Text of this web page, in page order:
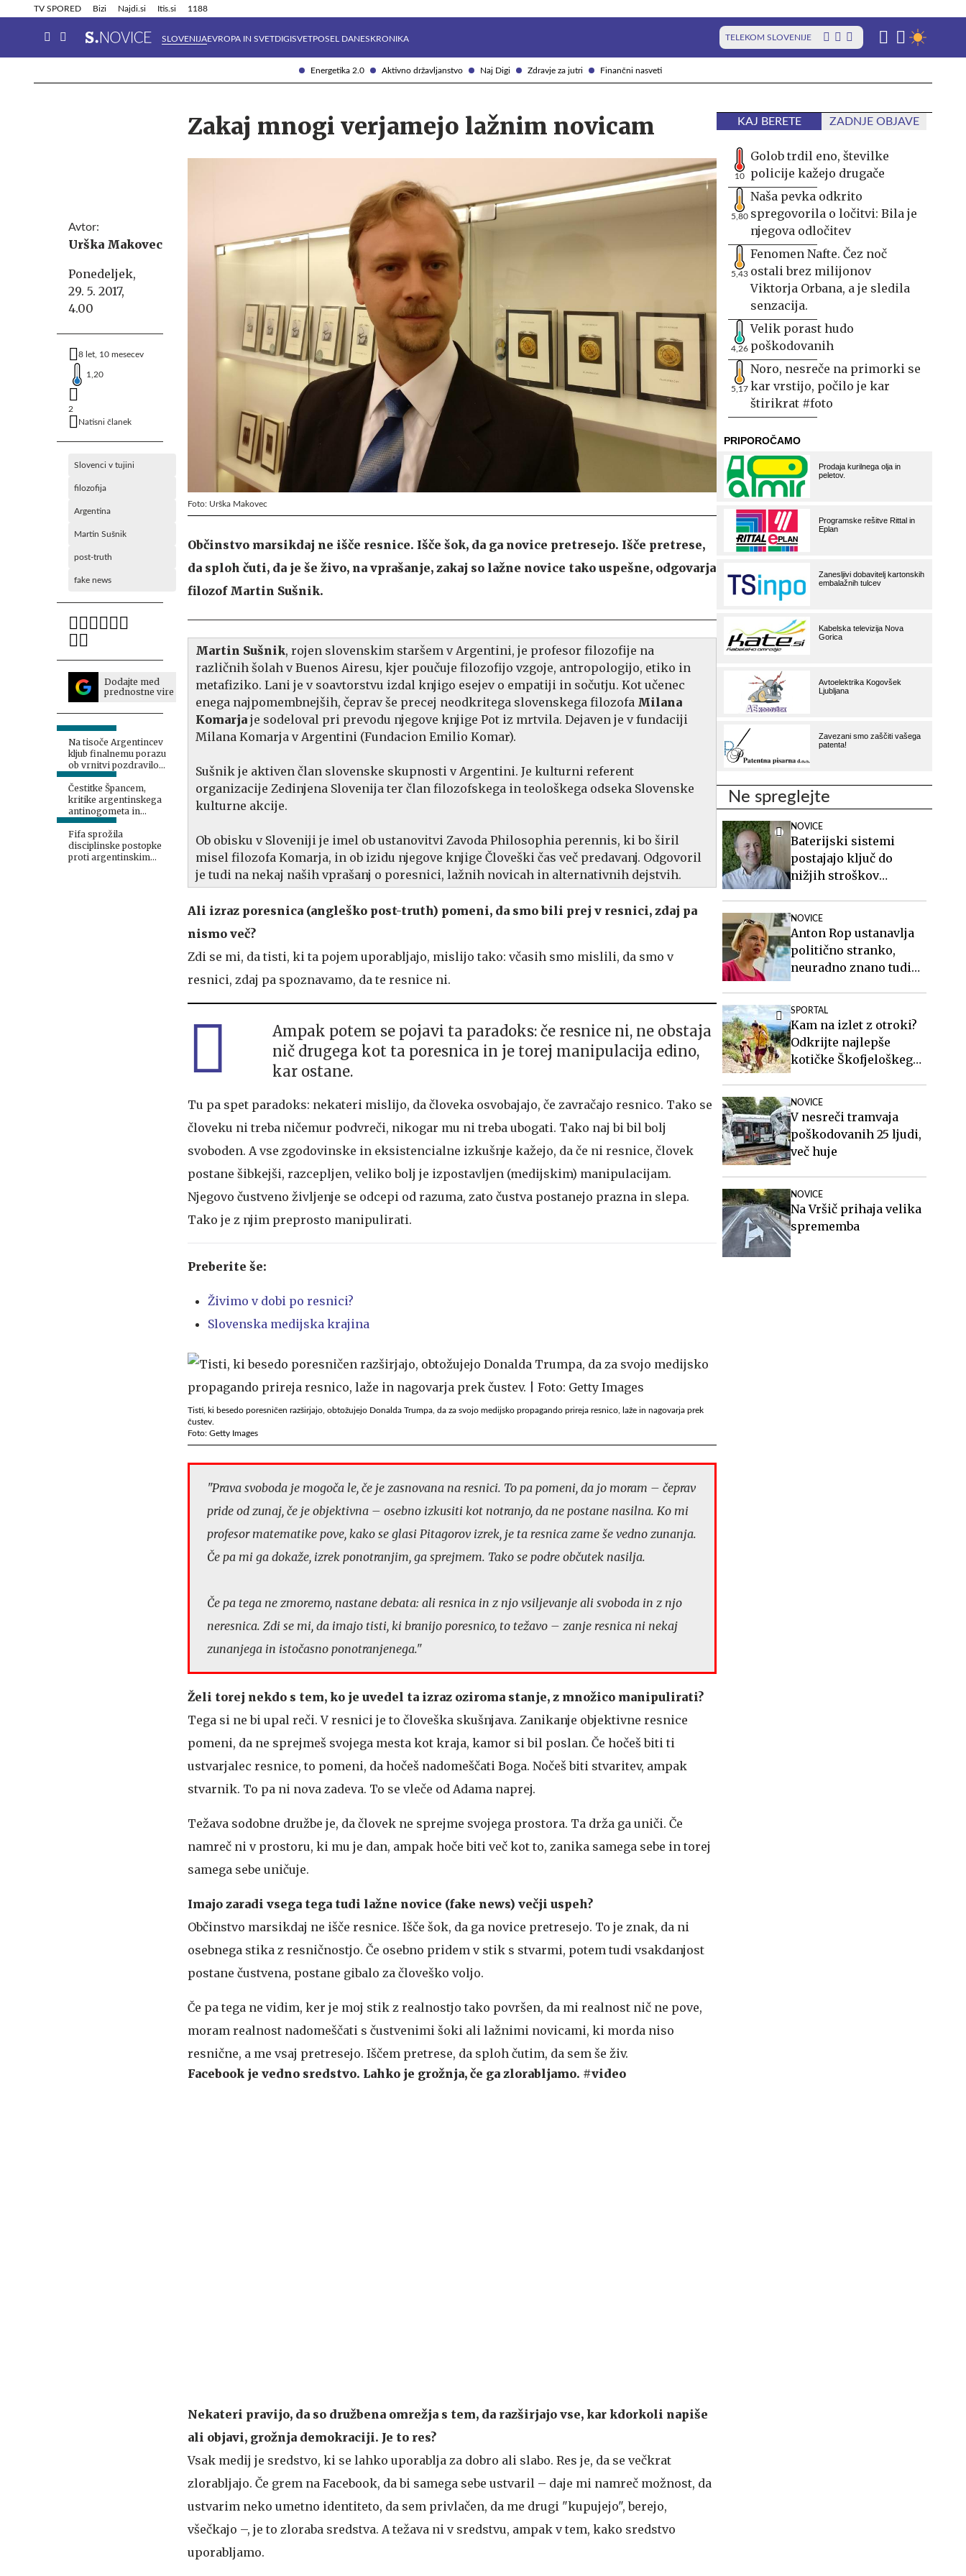
Energetika 2.0 Aktivno državljanstvo Naj Digi Zdravje za jutri Finančni nasveti
TV SPORED Bizi Najdi.si Itis.si 1188
SLOVENIJAEVROPA IN SVETDIGISVETPOSEL DANESKRONIKA TELEKOM SLOVENIJE
Info in obvestila Tehnik
Avtor:
Urška Makovec
Ponedeljek,
29. 5. 2017,
4.00
8 let, 10 mesecev
1,20
2
Natisni članek
Slovenci v tujini
filozofija
Argentina
Martin Sušnik
post-truth
fake news
Dodajte med
prednostne vire
Na tisoče Argentincev
kljub finalnemu porazu
ob vrnitvi pozdravilo
nogometaše
Čestitke Špancem,
kritike argentinskega
antinogometa in
zahvala Messiju
Fifa sprožila
disciplinske postopke
proti argentinskim
Zakaj mnogi verjamejo lažnim novicam
Foto: Urška Makovec
Občinstvo marsikdaj ne išče resnice. Išče šok, da ga novice pretresejo. Išče pretrese,
da sploh čuti, da je še živo, na vprašanje, zakaj so lažne novice tako uspešne, odgovarja
filozof Martin Sušnik.
Martin Sušnik, rojen slovenskim staršem v Argentini, je profesor filozofije na
različnih šolah v Buenos Airesu, kjer poučuje filozofijo vzgoje, antropologijo, etiko in
metafiziko. Lani je v soavtorstvu izdal knjigo esejev o empatiji in sočutju. Kot učenec
enega najpomembnejših, čeprav še precej neodkritega slovenskega filozofa Milana
Komarja je sodeloval pri prevodu njegove knjige Pot iz mrtvila. Dejaven je v fundaciji
Milana Komarja v Argentini (Fundacion Emilio Komar).
Sušnik je aktiven član slovenske skupnosti v Argentini. Je kulturni referent
organizacije Zedinjena Slovenija ter član filozofskega in teološkega odseka Slovenske
kulturne akcije.
Ob obisku v Sloveniji je imel ob ustanovitvi Zavoda Philosophia perennis, ki bo širil
misel filozofa Komarja, in ob izidu njegove knjige Človeški čas več predavanj. Odgovoril
je tudi na nekaj naših vprašanj o poresnici, lažnih novicah in alternativnih dejstvih.
Ali izraz poresnica (angleško post-truth) pomeni, da smo bili prej v resnici, zdaj pa
nismo več?
Zdi se mi, da tisti, ki ta pojem uporabljajo, mislijo tako: včasih smo mislili, da smo v
resnici, zdaj pa spoznavamo, da te resnice ni.
Ampak potem se pojavi ta paradoks: če resnice ni, ne obstaja
nič drugega kot ta poresnica in je torej manipulacija edino,
kar ostane.
Tu pa spet paradoks: nekateri mislijo, da človeka osvobajajo, če zavračajo resnico. Tako se
človeku ni treba ničemur podvreči, nikogar mu ni treba ubogati. Tako naj bi bil bolj
svoboden. A vse zgodovinske in eksistencialne izkušnje kažejo, da če ni resnice, človek
postane šibkejši, razcepljen, veliko bolj je izpostavljen (medijskim) manipulacijam.
Njegovo čustveno življenje se odcepi od razuma, zato čustva postanejo prazna in slepa.
Tako je z njim preprosto manipulirati.
Preberite še:
Živimo v dobi po resnici?
Slovenska medijska krajina
Tisti, ki besedo poresničen razširjajo, obtožujejo Donalda Trumpa, da za svojo medijsko propagando prireja resnico, laže in nagovarja prek
čustev.
Foto: Getty Images
"Prava svoboda je mogoča le, če je zasnovana na resnici. To pa pomeni, da jo moram – čeprav
pride od zunaj, če je objektivna – osebno izkusiti kot notranjo, da ne postane nasilna. Ko mi
profesor matematike pove, kako se glasi Pitagorov izrek, je ta resnica zame še vedno zunanja.
Če pa mi ga dokaže, izrek ponotranjim, ga sprejmem. Tako se podre občutek nasilja.
Če pa tega ne zmoremo, nastane debata: ali resnica in z njo vsiljevanje ali svoboda in z njo
neresnica. Zdi se mi, da imajo tisti, ki branijo poresnico, to težavo – zanje resnica ni nekaj
zunanjega in istočasno ponotranjenega."
Želi torej nekdo s tem, ko je uvedel ta izraz oziroma stanje, z množico manipulirati?
Tega si ne bi upal reči. V resnici je to človeška skušnjava. Zanikanje objektivne resnice
pomeni, da ne sprejmeš svojega mesta kot kraja, kamor si bil poslan. Če hočeš biti ti
ustvarjalec resnice, to pomeni, da hočeš nadomeščati Boga. Nočeš biti stvaritev, ampak
stvarnik. To pa ni nova zadeva. To se vleče od Adama naprej.
Težava sodobne družbe je, da človek ne sprejme svojega prostora. Ta drža ga uniči. Če
namreč ni v prostoru, ki mu je dan, ampak hoče biti več kot to, zanika samega sebe in torej
samega sebe uničuje.
Imajo zaradi vsega tega tudi lažne novice (fake news) večji uspeh?
Občinstvo marsikdaj ne išče resnice. Išče šok, da ga novice pretresejo. To je znak, da ni
osebnega stika z resničnostjo. Če osebno pridem v stik s stvarmi, potem tudi vsakdanjost
postane čustvena, postane gibalo za človeško voljo.
Če pa tega ne vidim, ker je moj stik z realnostjo tako površen, da mi realnost nič ne pove,
moram realnost nadomeščati s čustvenimi šoki ali lažnimi novicami, ki morda niso
resnične, a me vsaj pretresejo. Iščem pretrese, da sploh čutim, da sem še živ.
Facebook je vedno sredstvo. Lahko je grožnja, če ga zlorabljamo. #video
Nekateri pravijo, da so družbena omrežja s tem, da razširjajo vse, kar kdorkoli napiše
ali objavi, grožnja demokraciji. Je to res?
Vsak medij je sredstvo, ki se lahko uporablja za dobro ali slabo. Res je, da se večkrat
zlorabljajo. Če grem na Facebook, da bi samega sebe ustvaril – daje mi namreč možnost, da
ustvarim neko umetno identiteto, da sem privlačen, da me drugi "kupujejo", berejo,
všečkajo –, je to zloraba sredstva. A težava ni v sredstvu, ampak v tem, kako sredstvo
uporabljamo.
KAJ BERETE ZADNJE OBJAVE
10
Golob trdil eno, številke
policije kažejo drugače
5,80
Naša pevka odkrito
spregovorila o ločitvi: Bila je
njegova odločitev
5,43
Fenomen Nafte. Čez noč
ostali brez milijonov
Viktorja Orbana, a je sledila
senzacija.
4,26
Velik porast hudo
poškodovanih
5,17
Noro, nesreče na primorki se
kar vrstijo, počilo je kar
štirikrat #foto
Ne spreglejte
NOVICE
Baterijski sistemi
postajajo ključ do
nižjih stroškov
NOVICE
Anton Rop ustanavlja
politično stranko,
neuradno znano tudi
SPORTAL
Kam na izlet z otroki?
Odkrijte najlepše
kotičke Škofjeloškega
NOVICE
V nesreči tramvaja
poškodovanih 25 ljudi,
več huje
NOVICE
Na Vršič prihaja velika
sprememba